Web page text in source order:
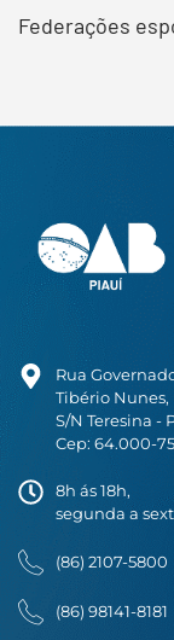
Federações
Rua
Tibério Nunes,
S/N Teresina -
Cep: 64.000-
8h ás 18h,
segunda a
(86) 2107-5800
(86) 98141-8181